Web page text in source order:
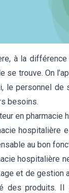
à la
se trouve. On
le personnel
besoins.
en pharmacie
hospitalière
au bon
hospitalière
et de gestion
des produits.